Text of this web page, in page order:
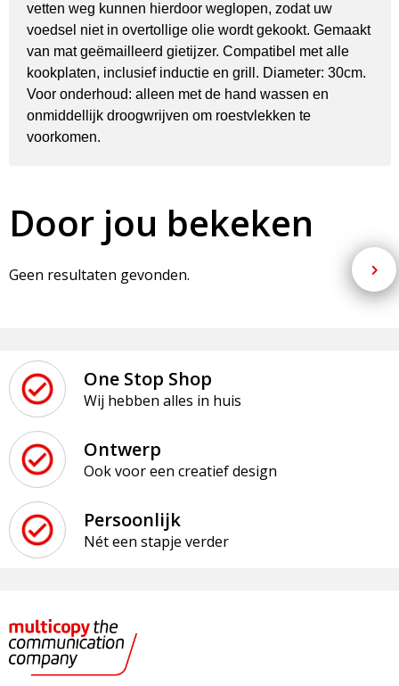
vetten weg kunnen hierdoor weglopen, zodat uw
voedsel niet in overtollige olie wordt gekookt. Gemaakt
van mat geëmailleerd gietijzer. Compatibel met alle
kookplaten, inclusief inductie en grill. Diameter: 30cm.
Voor onderhoud: alleen met de hand wassen en
onmiddellijk droogwrijven om roestvlekken te
voorkomen.
Door jou bekeken
Geen resultaten gevonden.
One Stop Shop
Wij hebben alles in huis
Ontwerp
Ook voor een creatief design
Persoonlijk
Nét een stapje verder